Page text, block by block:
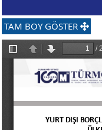
TAM BOY GÖSTER